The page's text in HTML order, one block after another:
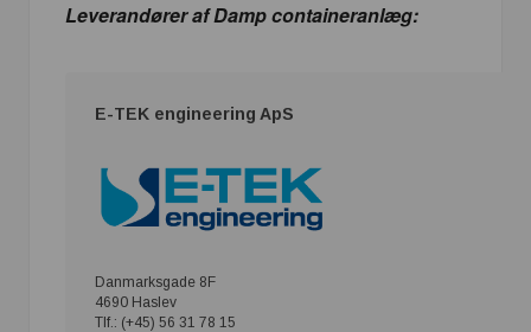
Leverandører af Damp containeranlæg:
E-TEK engineering ApS
Danmarksgade 8F
4690 Haslev
Tlf.: (+45) 56 31 78 15